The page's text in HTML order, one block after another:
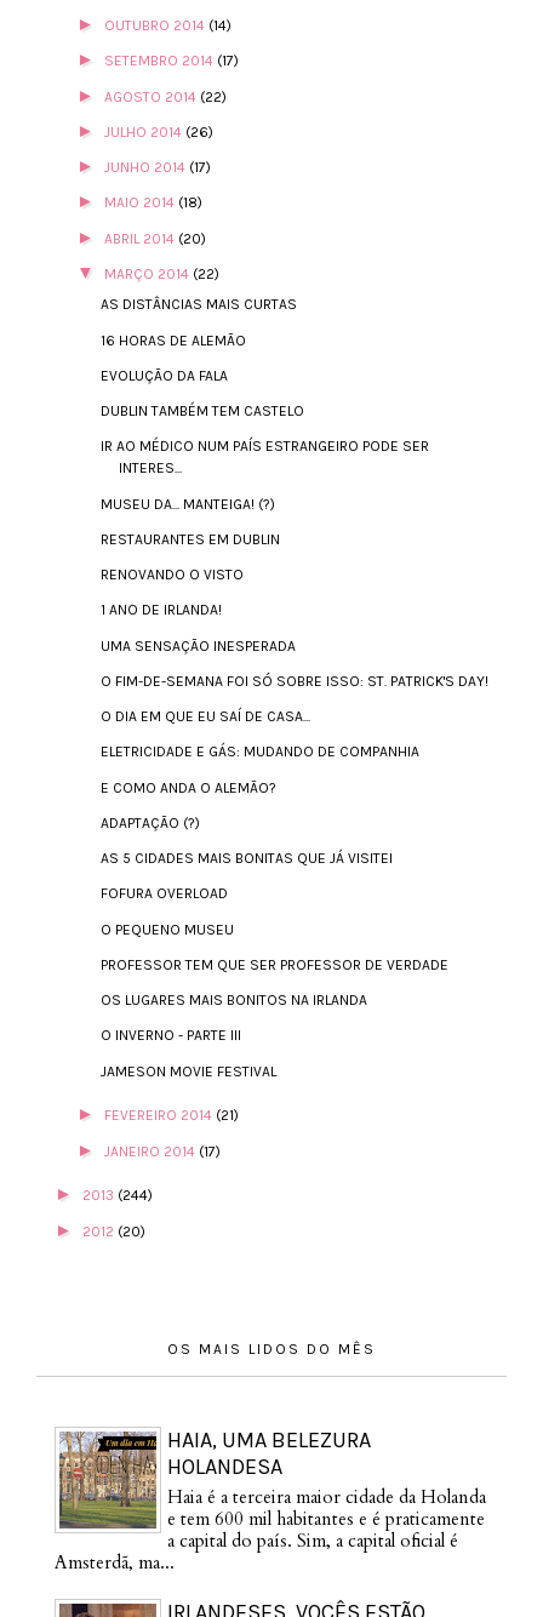
► OUTUBRO 2014 (14)
► SETEMBRO 2014 (17)
► AGOSTO 2014 (22)
► JULHO 2014 (26)
► JUNHO 2014 (17)
► MAIO 2014 (18)
► ABRIL 2014 (20)
▼ MARÇO 2014 (22)
AS DISTÂNCIAS MAIS CURTAS
16 HORAS DE ALEMÃO
EVOLUÇÃO DA FALA
DUBLIN TAMBÉM TEM CASTELO
IR AO MÉDICO NUM PAÍS ESTRANGEIRO PODE SER
INTERES...
MUSEU DA... MANTEIGA! (?)
RESTAURANTES EM DUBLIN
RENOVANDO O VISTO
1 ANO DE IRLANDA!
UMA SENSAÇÃO INESPERADA
O FIM-DE-SEMANA FOI SÓ SOBRE ISSO: ST. PATRICK'S DAY!
O DIA EM QUE EU SAÍ DE CASA...
ELETRICIDADE E GÁS: MUDANDO DE COMPANHIA
E COMO ANDA O ALEMÃO?
ADAPTAÇÃO (?)
AS 5 CIDADES MAIS BONITAS QUE JÁ VISITEI
FOFURA OVERLOAD
O PEQUENO MUSEU
PROFESSOR TEM QUE SER PROFESSOR DE VERDADE
OS LUGARES MAIS BONITOS NA IRLANDA
O INVERNO - PARTE III
JAMESON MOVIE FESTIVAL
► FEVEREIRO 2014 (21)
► JANEIRO 2014 (17)
► 2013 (244)
► 2012 (20)
OS MAIS LIDOS DO MÊS
HAIA, UMA BELEZURA
HOLANDESA
Haia é a terceira maior cidade da Holanda
e tem 600 mil habitantes e é praticamente
a capital do país. Sim, a capital oficial é
Amsterdã, ma...
IRLANDESES, VOCÊS ESTÃO